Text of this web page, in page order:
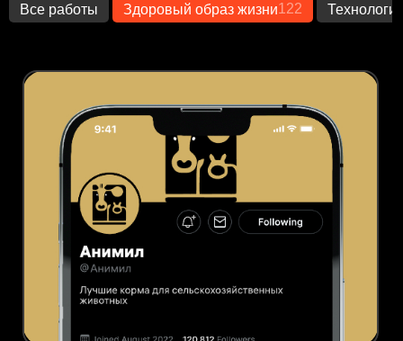
Все работы Здоровый образ жизни122